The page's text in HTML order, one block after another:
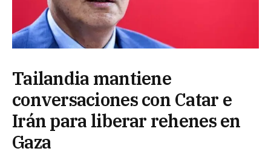
Tailandia mantiene
conversaciones con Catar e
Irán para liberar rehenes en
Gaza